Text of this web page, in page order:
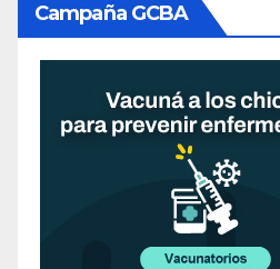
Campaña GCBA